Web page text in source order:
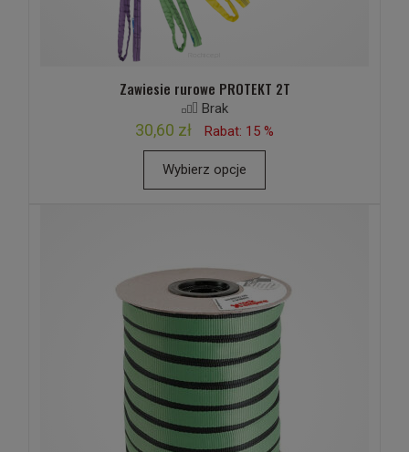
Zawiesie rurowe PROTEKT 2T
Brak
30,60 zł Rabat: 15 %
Wybierz opcje